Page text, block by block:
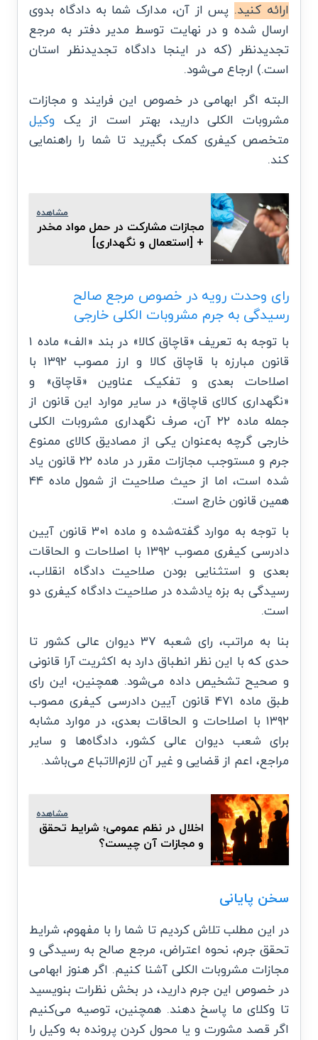
ارائه کنید. پس از آن، مدارک شما به دادگاه بدوی
ارسال شده و در نهایت توسط مدیر دفتر به مرجع
تجدیدنظر (که در اینجا دادگاه تجدیدنظر استان
است.) ارجاع می‌شود.
البته اگر ابهامی در خصوص این فرایند و مجازات
مشروبات الکلی دارید، بهتر است از یک وکیل
متخصص کیفری کمک بگیرید تا شما را راهنمایی
کند.
مشاهده
مجازات مشارکت در حمل مواد مخدر
+ [استعمال و نگهداری]
رای وحدت رویه در خصوص مرجع صالح
رسیدگی به جرم مشروبات الکلی خارجی
با توجه به تعریف «قاچاق کالا» در بند «الف» ماده ۱
قانون مبارزه با قاچاق کالا و ارز مصوب ۱۳۹۲ با
اصلاحات بعدی و تفکیک عناوین «قاچاق» و
«نگهداری کالای قاچاق» در سایر موارد این قانون از
جمله ماده ۲۲ آن، صرف نگهداری مشروبات الکلی
خارجی گرچه به‌عنوان یکی از مصادیق کالای ممنوع
جرم و مستوجب مجازات مقرر در ماده ۲۲ قانون یاد
شده است، اما از حیث صلاحیت از شمول ماده ۴۴
همین قانون خارج است.
با توجه به موارد گفته‌شده و ماده ۳۰۱ قانون آیین
دادرسی کیفری مصوب ۱۳۹۲ با اصلاحات و الحاقات
بعدی و استثنایی بودن صلاحیت دادگاه انقلاب،
رسیدگی به بزه یادشده در صلاحیت دادگاه کیفری دو
است.
بنا به ‌مراتب، رای شعبه ۳۷ دیوان عالی کشور تا
حدی که با این نظر انطباق دارد به اکثریت آرا قانونی
و صحیح تشخیص داده می‌شود. همچنین، این رای
طبق ماده ۴۷۱ قانون آیین دادرسی کیفری مصوب
۱۳۹۲ با اصلاحات و الحاقات بعدی، در موارد مشابه
برای شعب دیوان عالی کشور، دادگاه‌ها و سایر
مراجع، اعم از قضایی و غیر آن لازم‌الاتباع می‌باشد.
مشاهده
اخلال در نظم عمومی؛ شرایط تحقق
و مجازات آن چیست؟
سخن پایانی
در این مطلب تلاش کردیم تا شما را با مفهوم، شرایط
تحقق جرم، نحوه اعتراض، مرجع صالح به رسیدگی و
مجازات مشروبات الکلی آشنا کنیم. اگر هنوز ابهامی
در خصوص این جرم دارید، در بخش نظرات بنویسید
تا وکلای ما پاسخ دهند. همچنین، توصیه می‌کنیم
اگر قصد مشورت و یا محول کردن پرونده به وکیل را